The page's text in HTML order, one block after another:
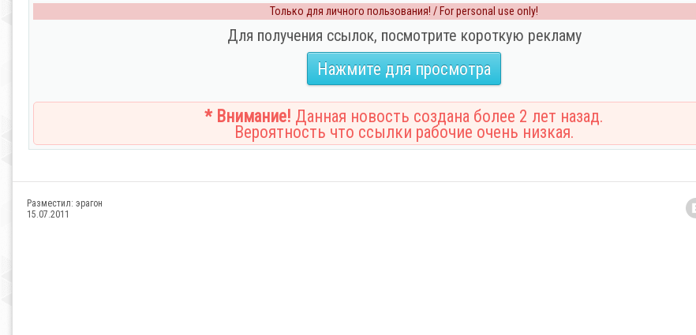
Только для личного пользования! / For personal use only!
Для получения ссылок, посмотрите короткую рекламу
Нажмите для просмотра
* Внимание! Данная новость создана более 2 лет назад.
Вероятность что ссылки рабочие очень низкая.
Разместил: эрагон
15.07.2011